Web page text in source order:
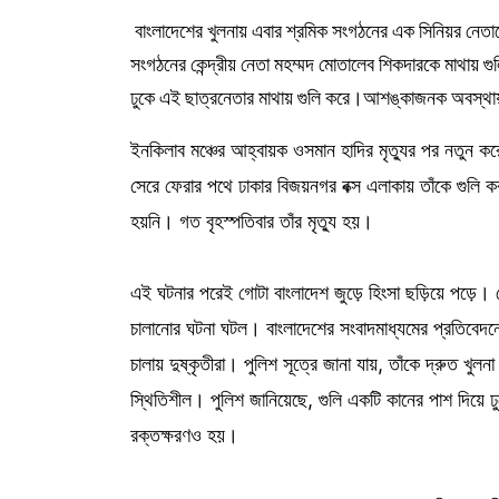
বাংলাদেশের খুলনায় এবার শ্রমিক সংগঠনের এক সিনিয়র
সংগঠনের কেন্দ্রীয় নেতা মহম্মদ মোতালেব শিকদারকে
ঢুকে এই ছাত্রনেতার মাথায় গুলি করে।আশঙ্কাজনক
ইনকিলাব মঞ্চের আহ্বায়ক ওসমান হাদির মৃত্যুর পর নতুন
সেরে ফেরার পথে ঢাকার বিজয়নগর বক্স এলাকায় তাঁকে গুলি
হয়নি। গত বৃহস্পতিবার তাঁর মৃত্যু হয়।
এই ঘটনার পরেই গোটা বাংলাদেশ জুড়ে হিংসা ছড়িয়ে
চালানোর ঘটনা ঘটল। বাংলাদেশের সংবাদমাধ্যমের
চালায় দুষ্কৃতীরা। পুলিশ সূত্রে জানা যায়, তাঁকে দ্রুত
স্থিতিশীল। পুলিশ জানিয়েছে, গুলি একটি কানের পাশ
রক্তক্ষরণও হয়।